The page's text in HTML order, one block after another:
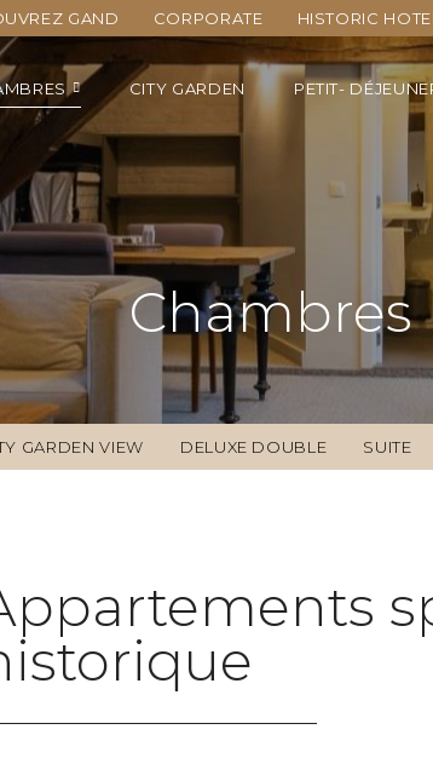
GAND CORPORATE HISTORIC
CITY GARDEN PETIT-
Chambres
GARDEN VIEW DELUXE DOUBLE SUITE